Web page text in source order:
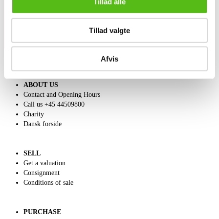
Tillad valgte
Afvis
ABOUT US
Contact and Opening Hours
Call us +45 44509800
Charity
Dansk forside
SELL
Get a valuation
Consignment
Conditions of sale
PURCHASE